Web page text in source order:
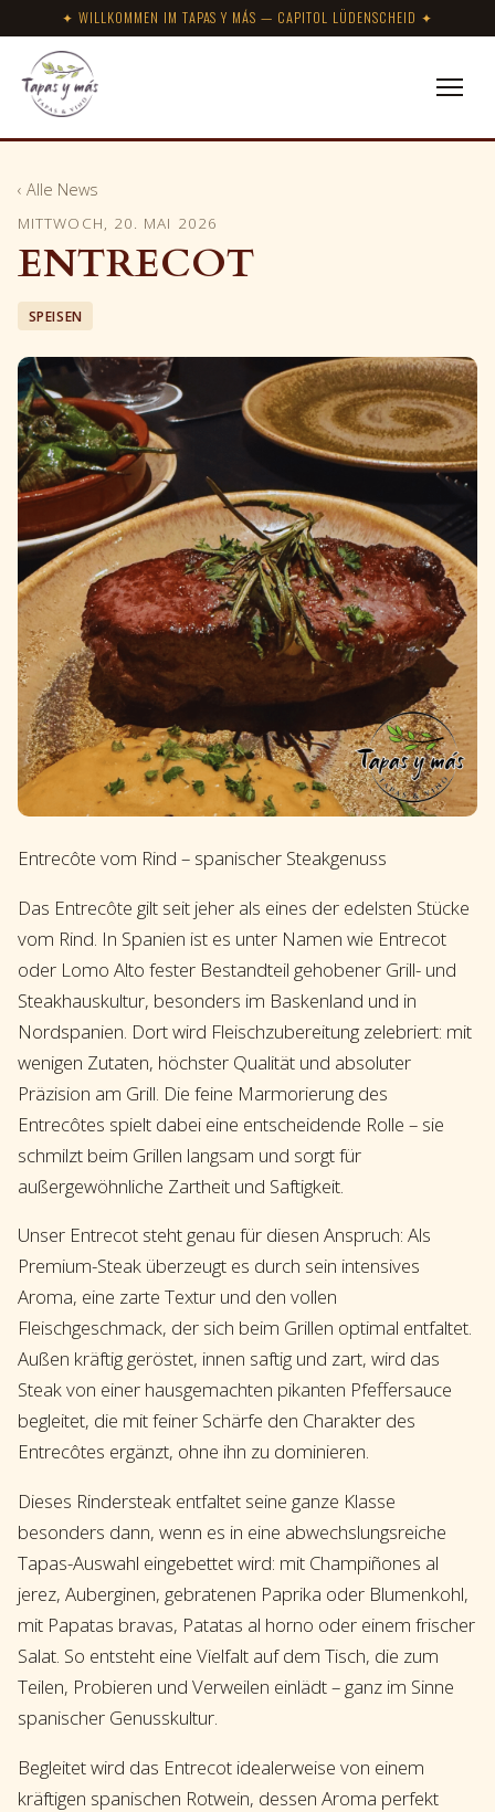
✦ WILLKOMMEN IM TAPAS Y MÁS — CAPITOL LÜDENSCHEID ✦
‹ Alle News
MITTWOCH, 20. MAI 2026
ENTRECOT
SPEISEN
Entrecôte vom Rind – spanischer Steakgenuss
Das Entrecôte gilt seit jeher als eines der edelsten Stücke
vom Rind. In Spanien ist es unter Namen wie Entrecot
oder Lomo Alto fester Bestandteil gehobener Grill- und
Steakhauskultur, besonders im Baskenland und in
Nordspanien. Dort wird Fleischzubereitung zelebriert: mit
wenigen Zutaten, höchster Qualität und absoluter
Präzision am Grill. Die feine Marmorierung des
Entrecôtes spielt dabei eine entscheidende Rolle – sie
schmilzt beim Grillen langsam und sorgt für
außergewöhnliche Zartheit und Saftigkeit.
Unser Entrecot steht genau für diesen Anspruch: Als
Premium-Steak überzeugt es durch sein intensives
Aroma, eine zarte Textur und den vollen
Fleischgeschmack, der sich beim Grillen optimal entfaltet.
Außen kräftig geröstet, innen saftig und zart, wird das
Steak von einer hausgemachten pikanten Pfeffersauce
begleitet, die mit feiner Schärfe den Charakter des
Entrecôtes ergänzt, ohne ihn zu dominieren.
Dieses Rindersteak entfaltet seine ganze Klasse
besonders dann, wenn es in eine abwechslungsreiche
Tapas-Auswahl eingebettet wird: mit Champiñones al
jerez, Auberginen, gebratenen Paprika oder Blumenkohl,
mit Papatas bravas, Patatas al horno oder einem frischer
Salat. So entsteht eine Vielfalt auf dem Tisch, die zum
Teilen, Probieren und Verweilen einlädt – ganz im Sinne
spanischer Genusskultur.
Begleitet wird das Entrecot idealerweise von einem
kräftigen spanischen Rotwein, dessen Aroma perfekt